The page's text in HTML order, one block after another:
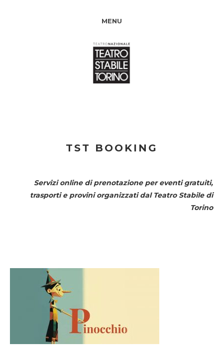
MENU
TST BOOKING
Servizi online di prenotazione per eventi gratuiti,
trasporti e provini organizzati dal Teatro Stabile di
Torino